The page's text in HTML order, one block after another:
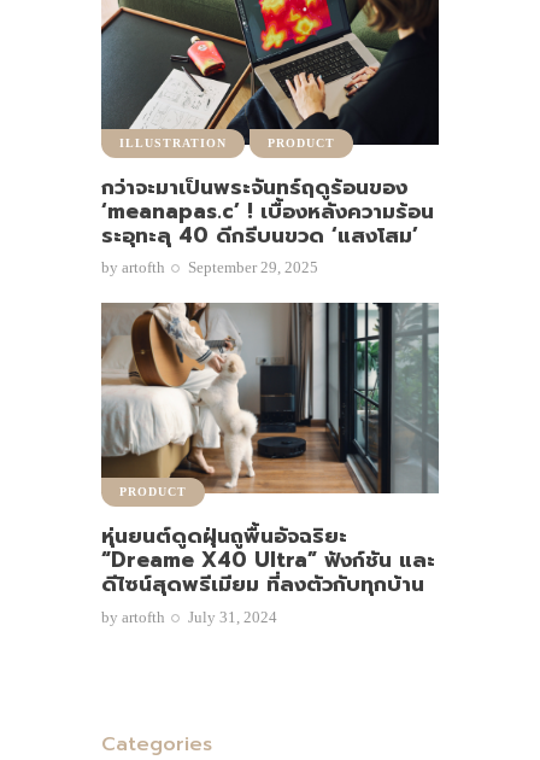
ILLUSTRATION PRODUCT
กว่าจะมาเป็นพระจันทร์ฤดูร้อนของ
‘meanapas.c’ ! เบื้องหลังความร้อน
ระอุทะลุ 40 ดีกรีบนขวด ‘แสงโสม’
by artofth September 29, 2025
PRODUCT
หุ่นยนต์ดูดฝุ่นถูพื้นอัจฉริยะ
“Dreame X40 Ultra” ฟังก์ชัน และ
ดีไซน์สุดพรีเมียม ที่ลงตัวกับทุกบ้าน
by artofth July 31, 2024
Categories